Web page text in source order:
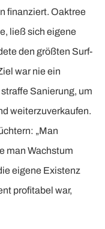
finanziert. Oaktree
ließ sich eigene
den größten Surf-
war nie ein
Sanierung, um
weiterzuverkaufen.
„Man
man Wachstum
eigene Existenz
profitabel war,